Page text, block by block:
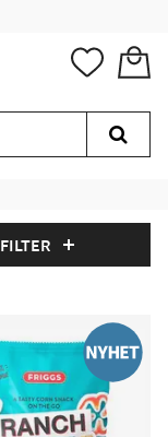
FILTER